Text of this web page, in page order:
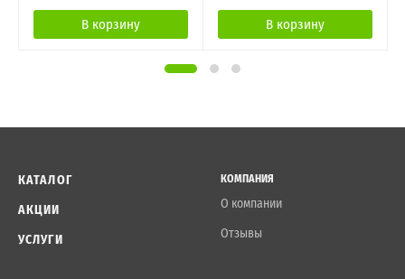
В корзину В корзину
КАТАЛОГ
АКЦИИ
УСЛУГИ
КОМПАНИЯ
О компании
Отзывы